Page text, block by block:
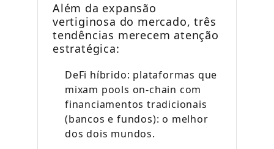
Além da expansão
vertiginosa do mercado, três
tendências merecem atenção
estratégica:
DeFi híbrido: plataformas que
mixam pools on-chain com
financiamentos tradicionais
(bancos e fundos): o melhor
dos dois mundos.